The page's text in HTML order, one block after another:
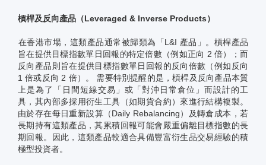
槓桿及反向產品（Leveraged & Inverse Products）
在香港市場，這類產品通常被歸類為「L&I 產品」。槓桿產品
旨在提供目標指數單日回報的特定倍數（例如正向 2 倍）；而
反向產品則旨在提供目標指數單日回報的反向倍數（例如反向
1 倍或反向 2 倍）。 需要特別提醒的是，槓桿及反向產品本質
上是為了「日間短線交易」或「對沖日常倉位」而設計的工
具，其內部多採用衍生工具（如期貨合約）來進行結構複製。
由於存在每日重新設算（Daily Rebalancing）及轉倉成本，若
長期持有這類產品，其累積回報可能會嚴重偏離目標指數的長
期回報。因此，這類產品較適合具備豐富衍生品交易經驗的積
極型投資者。